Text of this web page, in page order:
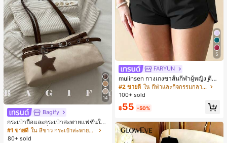
14
Bagify
กระเป๋าถือและกระเป๋าสะพายแฟชั่นให
ม่ ตกแต่งด้วยเข็มขัด เหมาะสำหรับงาน
ปาร์ตี้ การรวมตัว การออกไปข้างนอก ก
#1 ขายดี
ใน สีขาว กระเป๋าสะพายผู้หญิง
80+ sold
5
FARYUN
mulinsen กางเกงขาสั้นกีฬาผู้หญิง ดีไซ
น์ปลายเปิด เอวยืดหยุ่น กางเกงขาสั้น
ลำลองกีฬาฤดูร้อน ความยาว 3/4
#2 ขายดี
ใน กีฬาและกิจกรรมกลางแจ้ง
100+ sold
฿55 -50%